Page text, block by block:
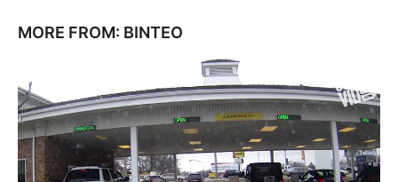
MORE FROM: ΒΊΝΤΕΟ